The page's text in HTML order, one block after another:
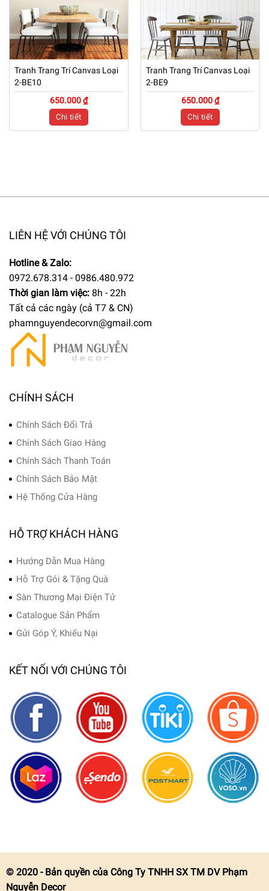
Tranh Trang Trí Canvas Loại
2-BE10
650.000 ₫
Chi tiết
Tranh Trang Trí Canvas Loại
2-BE9
650.000 ₫
Chi tiết
LIÊN HỆ VỚI CHÚNG TÔI
Hotline & Zalo:
0972.678.314 - 0986.480.972
Thời gian làm việc: 8h - 22h
Tất cả các ngày (cả T7 & CN)
phamnguyendecorvn@gmail.com
CHÍNH SÁCH
Chính Sách Đổi Trả
Chính Sách Giao Hàng
Chính Sách Thanh Toán
Chính Sách Bảo Mật
Hệ Thống Cửa Hàng
HỖ TRỢ KHÁCH HÀNG
Hướng Dẫn Mua Hàng
Hỗ Trợ Gói & Tặng Quà
Sàn Thương Mại Điện Tử
Catalogue Sản Phẩm
Gửi Góp Ý, Khiếu Nại
KẾT NỐI VỚI CHÚNG TÔI
© 2020 - Bản quyền của Công Ty TNHH SX TM DV Phạm
Nguyễn Decor